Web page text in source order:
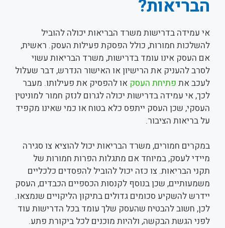
הבריאות?
אי עמידה בדרישות משרד הבריאות יכולה להוביל
להשלכות חמורות, כולל הפסקת פעילות העסק. ראשית,
אם העסק אינו עומד בדרישות, משרד הבריאות עשוי
לסרב להעניק את הרישיון או האישור הנדרש, דבר שעלול
לעכב את פתיחת העסק או להפסיק את פעילותו. מעבר
לכך, אי עמידה בדרישות יכולה לגרום לנזק חמור למוניטין
העסקי, שכן העסק ייתפס כלא בטוח או כמי שאינו מקפיד
על בריאות הציבור.
במקרים חמורים, משרד הבריאות יכול להוציא צו סגירה
מיידי לעסק, במיוחד אם מתגלות הפרות חמורות של
תקני הבריאות. צו כזה יכול להוביל להפסדים כלכליים
משמעותיים, שכן בנוסף לקנסות הכספיים הכבדים, העסק
יידרש להשקיע סכומים גדולים בתיקון הליקויים שנמצאו.
לכן, חשוב להבטיח שהעסק שלך עומד בכל הדרישות עוד
לפני הגשת הבקשה, ולהיות מוכנים לכל ביקורת פתע.